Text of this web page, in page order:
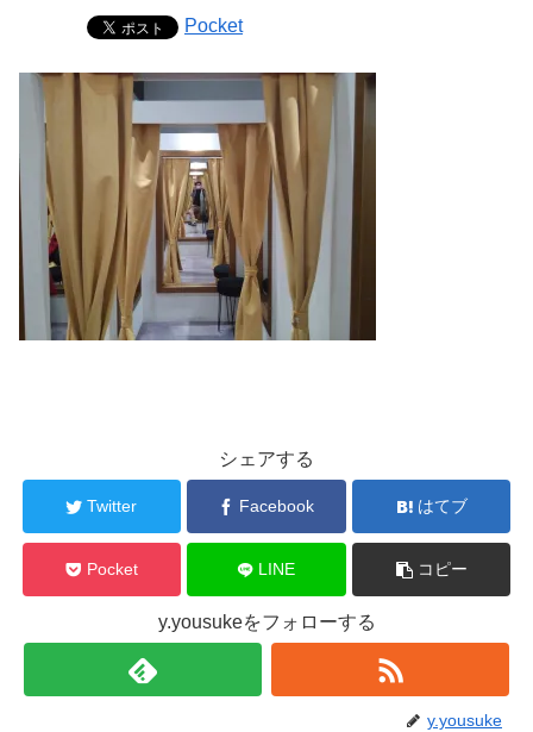
Pocket
シェアする
Twitter Facebook はてブ
Pocket LINE コピー
y.yousukeをフォローする
y.yousuke